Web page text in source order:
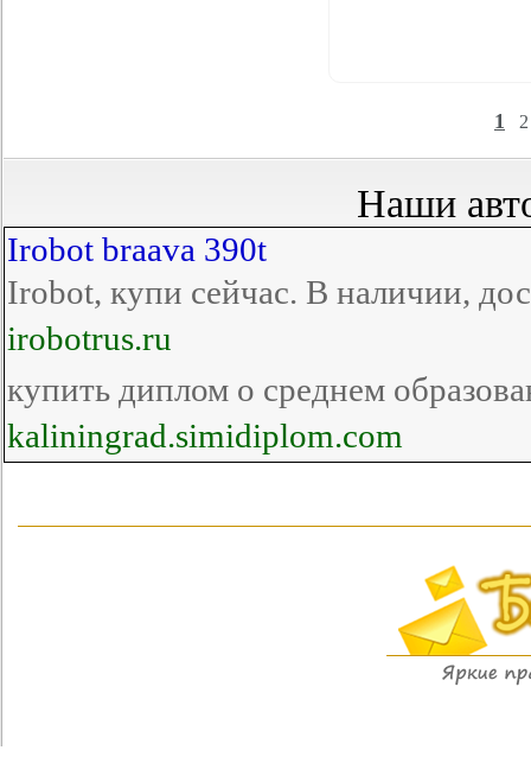
1 2
Наши
Irobot braava 390t
Irobot, купи сейчас. В наличии,
irobotrus.ru
купить диплом о среднем
kaliningrad.simidiplom.com